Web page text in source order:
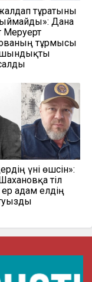
тұратыны
Дана
Меруерт
тұрмысы
үні өшсін»:
тіл
ер адам елдің